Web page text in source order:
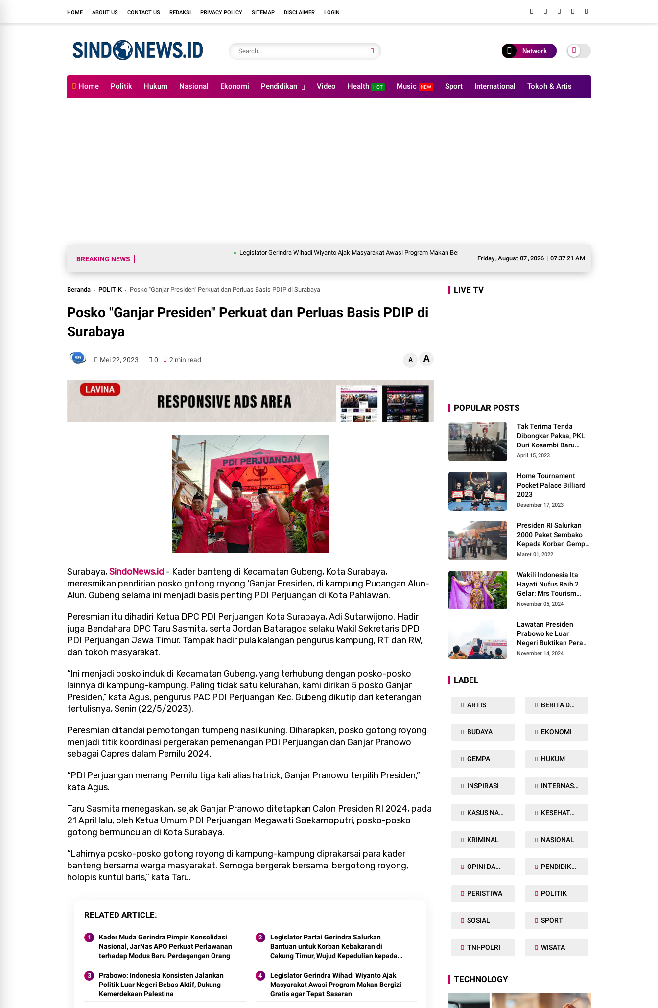
HOME ABOUT US CONTACT US REDAKSI PRIVACY POLICY SITEMAP DISCLAIMER LOGIN
Network
Home Politik Hukum Nasional Ekonomi Pendidikan Video Health HOT Music NEW Sport International Tokoh & Artis
Friday,August 07,2026 | 07:37 22 AM
BREAKING NEWS
Legislator Gerindra Wihadi Wiyanto Ajak Masyarakat Awasi Program Makan Bergizi Gratis agar Tepat Sasaran
Beranda POLITIK Posko "Ganjar Presiden" Perkuat dan Perluas Basis PDIP di Surabaya
Posko "Ganjar Presiden" Perkuat dan Perluas Basis PDIP di
Surabaya
Mei 22, 2023 0 2 min read A A
Surabaya,SindoNews.id - Kader banteng di Kecamatan Gubeng, Kota Surabaya,
meresmikan pendirian posko gotong royong ‘Ganjar Presiden, di kampung Pucangan Alun-
Alun. Gubeng selama ini menjadi basis penting PDI Perjuangan di Kota Pahlawan.
Peresmian itu dihadiri Ketua DPC PDI Perjuangan Kota Surabaya, Adi Sutarwijono. Hadir
juga Bendahara DPC Taru Sasmita, serta Jordan Bataragoa selaku Wakil Sekretaris DPD
PDI Perjuangan Jawa Timur. Tampak hadir pula kalangan pengurus kampung, RT dan RW,
dan tokoh masyarakat.
“Ini menjadi posko induk di Kecamatan Gubeng, yang terhubung dengan posko-posko
lainnya di kampung-kampung. Paling tidak satu kelurahan, kami dirikan 5 posko Ganjar
Presiden,” kata Agus, pengurus PAC PDI Perjuangan Kec. Gubeng dikutip dari keterangan
tertulisnya, Senin (22/5/2023).
Peresmian ditandai pemotongan tumpeng nasi kuning. Diharapkan, posko gotong royong
menjadi titik koordinasi pergerakan pemenangan PDI Perjuangan dan Ganjar Pranowo
sebagai Capres dalam Pemilu 2024.
“PDI Perjuangan menang Pemilu tiga kali alias hatrick, Ganjar Pranowo terpilih Presiden,”
kata Agus.
Taru Sasmita menegaskan, sejak Ganjar Pranowo ditetapkan Calon Presiden RI 2024, pada
21 April lalu, oleh Ketua Umum PDI Perjuangan Megawati Soekarnoputri, posko-posko
gotong bermunculan di Kota Surabaya.
“Lahirnya posko-posko gotong royong di kampung-kampung diprakarsai para kader
banteng bersama warga masyarakat. Semoga bergerak bersama, bergotong royong,
holopis kuntul baris,” kata Taru.
RELATED ARTICLE
Kader Muda Gerindra Pimpin Konsolidasi
Nasional, JarNas APO Perkuat Perlawanan
terhadap Modus Baru Perdagangan Orang
Legislator Partai Gerindra Salurkan
Bantuan untuk Korban Kebakaran di
Cakung Timur, Wujud Kepedulian kepada
Prabowo: Indonesia Konsisten Jalankan
Politik Luar Negeri Bebas Aktif, Dukung
Kemerdekaan Palestina
Legislator Gerindra Wihadi Wiyanto Ajak
Masyarakat Awasi Program Makan Bergizi
Gratis agar Tepat Sasaran
LIVE TV
POPULAR POSTS
Tak Terima Tenda
Dibongkar Paksa, PKL
Duri Kosambi Baru
Gugat PT MD
April 15, 2023
Home Tournament
Pocket Palace Billiard
2023
Desember 17, 2023
Presiden RI Salurkan
2000 Paket Sembako
Kepada Korban Gempa
di Pasaman Barat
Maret 01, 2022
Wakili Indonesia Ita
Hayati Nufus Raih 2
Gelar: Mrs Tourism
2024 dan Fourth
Worldwide
International 2024, di
Pemilihan Mrs
Worldwide 2024
November 05, 2024
Lawatan Presiden
Prabowo ke Luar
Negeri Buktikan Peran
Strategis Indonesia di
November 14, 2024
LABEL
ARTIS BERITA DAERAH
BUDAYA EKONOMI
GEMPA HUKUM
INSPIRASI INTERNASIONAL
KASUS NARKOBA KESEHATAN TUBUH
KRIMINAL NASIONAL
OPINI DAN ARTIKEL PENDIDIKAN
PERISTIWA POLITIK
SOSIAL SPORT
TNI-POLRI WISATA
TECHNOLOGY